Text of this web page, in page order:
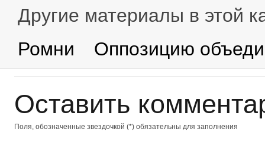
Другие материалы в этой
Ромни
Оппозицию
Оставить
Поля, обозначенные звездочкой (*) обязательны для заполнения